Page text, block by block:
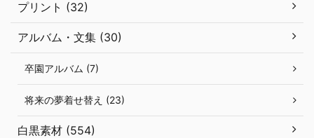
プリント (32)
アルバム・文集 (30)
卒園アルバム (7)
将来の夢着せ替え (23)
白黒素材 (554)